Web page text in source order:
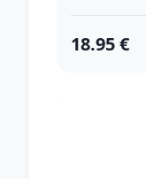
18.95 €